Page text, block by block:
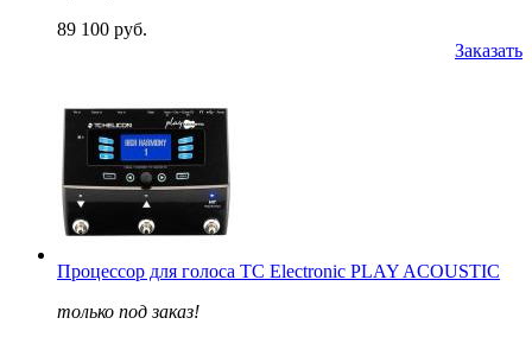
89 100 руб.
Заказать
Процессор для голоса TC Electronic PLAY ACOUSTIC
только под заказ!